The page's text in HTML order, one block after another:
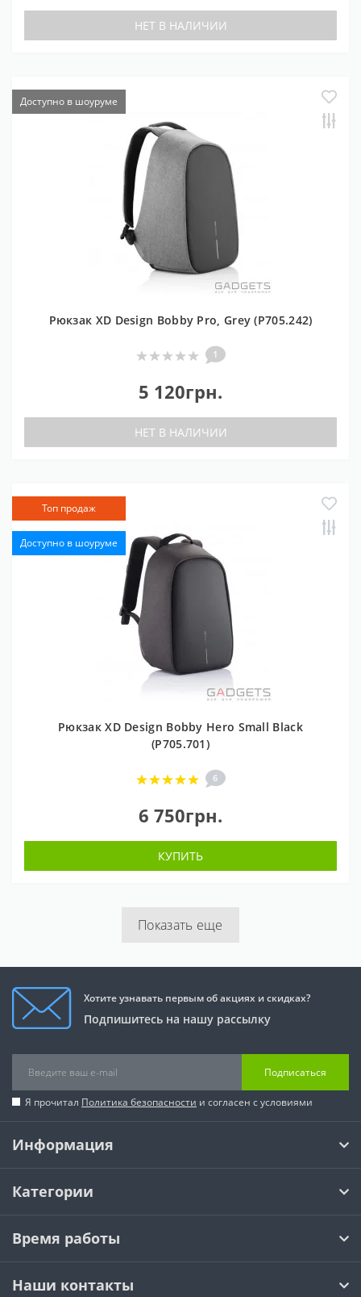
НЕТ В НАЛИЧИИ
Доступно в шоуруме
Рюкзак XD Design Bobby Pro, Grey (P705.242)
1
5 120грн.
НЕТ В НАЛИЧИИ
Топ продаж
Доступно в шоуруме
Рюкзак XD Design Bobby Hero Small Black
(P705.701)
6
6 750грн.
КУПИТЬ
Показать еще
Хотите узнавать первым об акциях и скидках?
Подпишитесь на нашу рассылку
Подписаться
Я прочитал Политика безопасности и согласен с условиями
Информация
Категории
Время работы
Наши контакты